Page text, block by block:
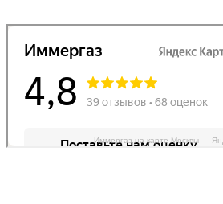
Иммергаз на карте Москвы —